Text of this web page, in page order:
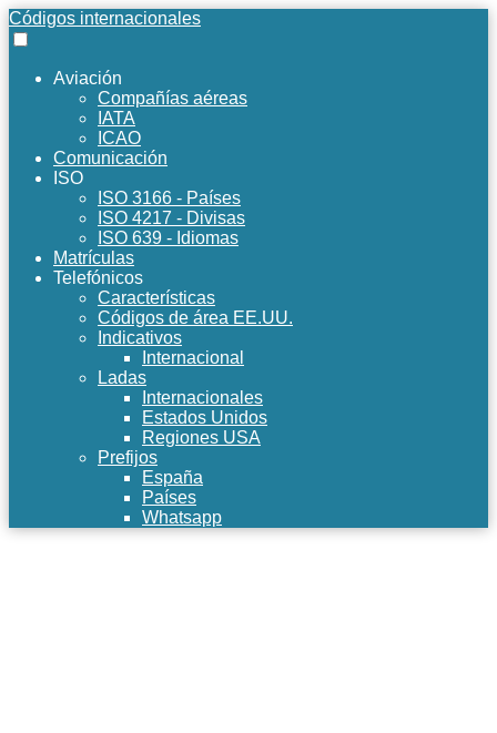
Códigos internacionales
Aviación
Compañías aéreas
IATA
ICAO
Comunicación
ISO
ISO 3166 - Países
ISO 4217 - Divisas
ISO 639 - Idiomas
Matrículas
Telefónicos
Características
Códigos de área EE.UU.
Indicativos
Internacional
Ladas
Internacionales
Estados Unidos
Regiones USA
Prefijos
España
Países
Whatsapp